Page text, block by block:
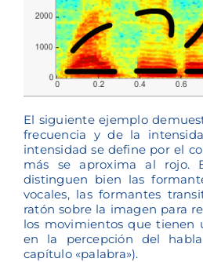
El siguiente ejemplo
frecuencia y de la
intensidad se define por el
más se aproxima al rojo.
distinguen bien las
vocales, las formantes
ratón sobre la imagen para
los movimientos que tienen
en la percepción del
capítulo «palabra»).